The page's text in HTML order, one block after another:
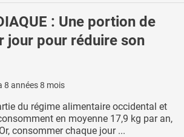
: Une portion de
jour pour réduire son
8 années 8 mois
du régime alimentaire occidental et
en moyenne 17,9 kg par an,
consommer chaque jour ...